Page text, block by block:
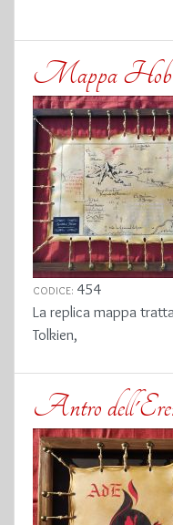
Mappa
CODICE: 454
La replica mappa
Tolkien,
Antro